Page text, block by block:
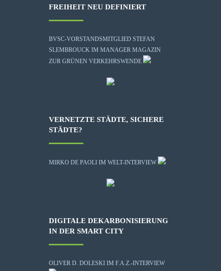
FREIHEIT NEU DEFINIERT
BVSC-VORSTANDSMITGLIED STEFAN
SLEMBROUCK IM MANAGER MAGAZIN
ZUR GRÜNEN VERKEHRSWENDE
VERNETZTE STÄDTE, SICHERE
STÄDTE?
MIRKO DE PAOLI IM WELT-INTERVIEW
DIGITALE DEKARBONISIERUNG
IN DER SMART CITY
OLIVER D. DOLESKI IM F.A.Z.-INTERVIEW